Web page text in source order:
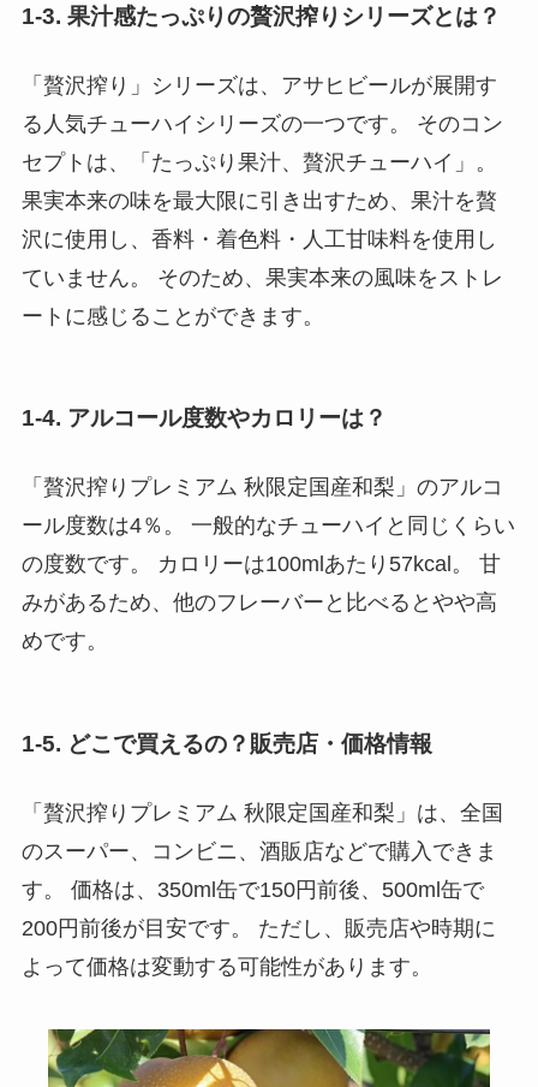
1-3. 果汁感たっぷりの贅沢搾りシリーズとは？
「贅沢搾り」シリーズは、アサヒビールが展開す
る人気チューハイシリーズの一つです。 そのコン
セプトは、「たっぷり果汁、贅沢チューハイ」。
果実本来の味を最大限に引き出すため、果汁を贅
沢に使用し、香料・着色料・人工甘味料を使用し
ていません。 そのため、果実本来の風味をストレ
ートに感じることができます。
1-4. アルコール度数やカロリーは？
「贅沢搾りプレミアム 秋限定国産和梨」のアルコ
ール度数は4％。 一般的なチューハイと同じくらい
の度数です。 カロリーは100mlあたり57kcal。 甘
みがあるため、他のフレーバーと比べるとやや高
めです。
1-5. どこで買えるの？販売店・価格情報
「贅沢搾りプレミアム 秋限定国産和梨」は、全国
のスーパー、コンビニ、酒販店などで購入できま
す。 価格は、350ml缶で150円前後、500ml缶で
200円前後が目安です。 ただし、販売店や時期に
よって価格は変動する可能性があります。